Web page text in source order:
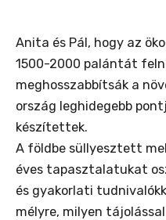
Anita és Pál, hogy az
1500-2000 palántát
meghosszabbítsák a
ország leghidegebb
készítettek.
A földbe süllyesztett
éves tapasztalatukat
és gyakorlati
mélyre, milyen